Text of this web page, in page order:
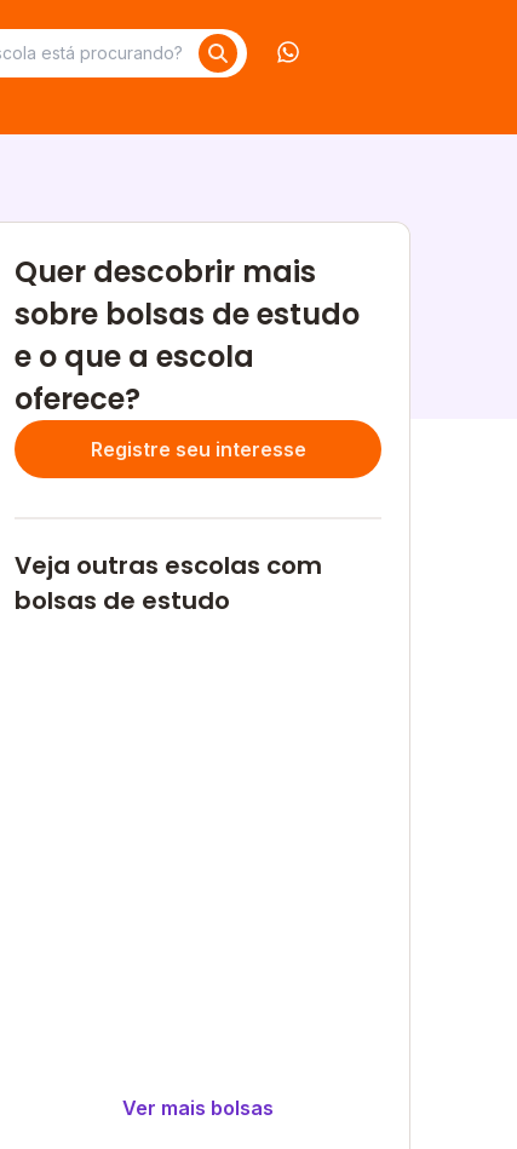
Quer descobrir mais
sobre bolsas de estudo
e o que a escola
oferece?
Registre seu interesse
Veja outras escolas com
bolsas de estudo
Ver mais bolsas